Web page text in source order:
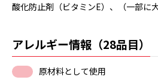
酸化防止剤（ビタミンE）、（一部に大
アレルギー情報（28品目）
原材料として使用